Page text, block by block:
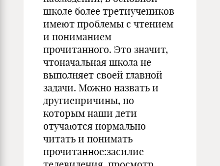
школе более третиучеников
имеют проблемы с чтением
и понима­нием
прочитанного. Это значит,
чтоначальная школа не
выполняет своей главной
задачи. Можно назвать и
другиепричины, по
которым наши дети
отучаются нормально
читать и понимать
прочитан­ное:засилие